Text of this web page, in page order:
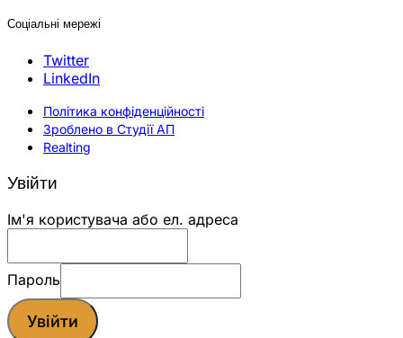
Соціальні мережі
Twitter
LinkedIn
Політика конфіденційності
Зроблено в Студії АП
Realting
Увійти
Ім'я користувача або ел. адреса
Пароль
Увійти